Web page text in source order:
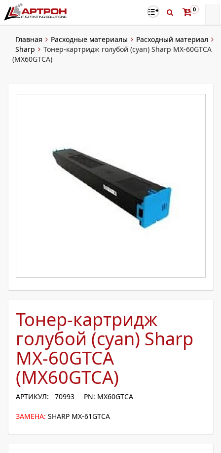
0
Главная Расходные материалы
Расходный материал
Sharp
Тонер-картридж голубой (cyan) Sharp MX-60GTCA
(MX60GTCA)
Тонер-картридж
голубой (cyan) Sharp
MX-60GTCA
(MX60GTCA)
АРТИКУЛ: 70993 PN: MX60GTCA
ЗАМЕНА: SHARP MX-61GTCA